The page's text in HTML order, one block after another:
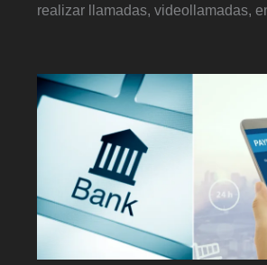
realizar llamadas, videollamadas,